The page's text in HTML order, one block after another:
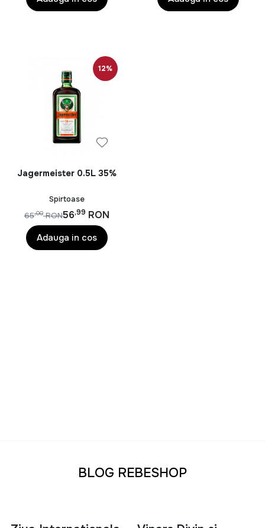
12%
Jagermeister 0.5L 35%
Spirtoase
56,99 RON
65,00 RON
Adauga in cos
BLOG REBESHOP